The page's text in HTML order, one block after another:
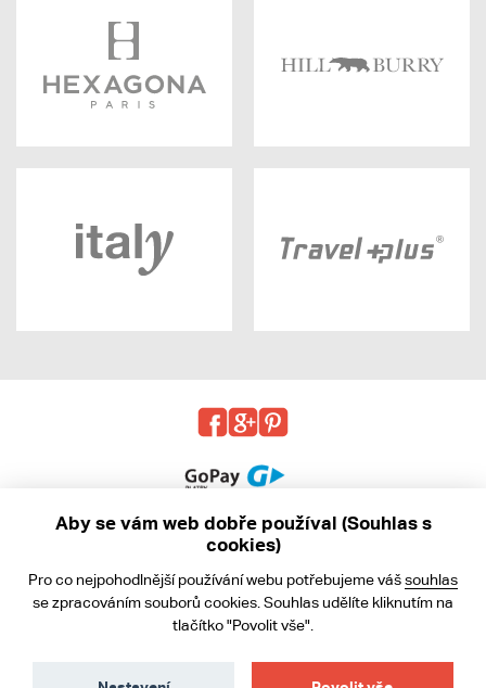
Obchodní podmínky
Ochrana osobních údajů
Aby se vám web dobře používal (Souhlas s
cookies)
Pro co nejpohodlnější používání webu potřebujeme vášsouhlas
se zpracováním souborů cookies. Souhlas udělíte kliknutím na
tlačítko "Povolit vše".